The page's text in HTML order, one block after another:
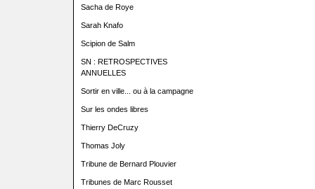
Sacha de Roye
Sarah Knafo
Scipion de Salm
SN : RETROSPECTIVES
ANNUELLES
Sortir en ville... ou à la campagne
Sur les ondes libres
Thierry DeCruzy
Thomas Joly
Tribune de Bernard Plouvier
Tribunes de Marc Rousset